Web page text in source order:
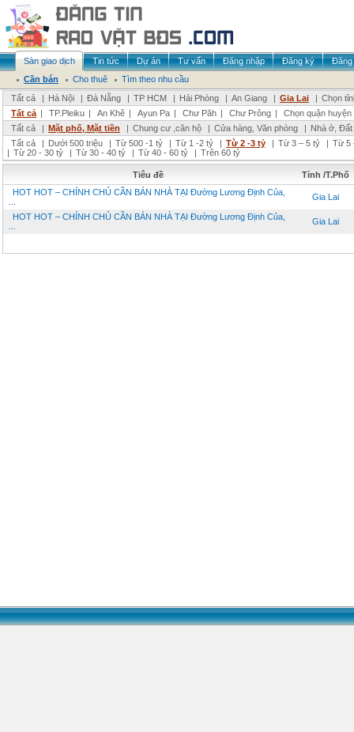
Sàn giao dịch Tin tức Dự án Tư vấn Đăng nhập Đăng ký
Đăng
Cần bán
Cho thuê
Tìm theo nhu cầu
Tất cả
| Hà Nội | Đà Nẵng | TP HCM | Hải Phòng | An Giang | Gia Lai | Chọn
Tất cả | TP.Pleiku | An Khê | Ayun Pa | Chư Păh | Chư Prông |
Chọn quận huyện
Tất cả
| Mặt phố, Mặt tiền | Chung cư ,căn hộ | Cửa hàng, Văn phòng | Nhà ở,
Tất cả
| Dưới 500 triệu | Từ 500 -1 tỷ | Từ 1 -2 tỷ | Từ 2 -3 tỷ | Từ 3 – 5 tỷ | Từ 5
| Từ 20 - 30 tỷ | Từ 30 - 40 tỷ | Từ 40 - 60 tỷ | Trên 60 tỷ
Tiêu đề
Tỉnh /T.Phố
HOT HOT – CHÍNH CHỦ CẦN BÁN NHÀ TẠI Đường Lương Định Của,
Gia Lai
HOT HOT – CHÍNH CHỦ CẦN BÁN NHÀ TẠI Đường Lương Định Của,
Gia Lai